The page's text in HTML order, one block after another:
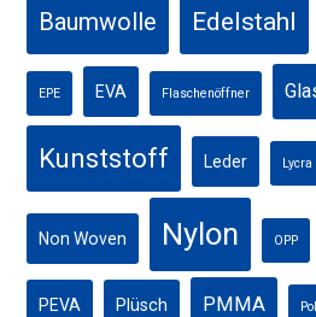
Baumwolle Edelstahl
EPE EVA Flaschenöffner
Kunststoff Leder Lycra
Non Woven Nylon OPP
PEVA Plüsch PMMA